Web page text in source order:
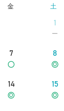
金 土
1
7 8
14 15